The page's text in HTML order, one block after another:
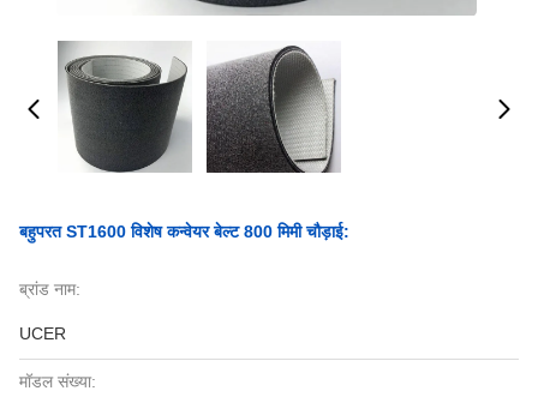
बहुपरत ST1600 विशेष कन्वेयर बेल्ट 800 मिमी चौड़ाई:
ब्रांड नाम:
UCER
मॉडल संख्या: